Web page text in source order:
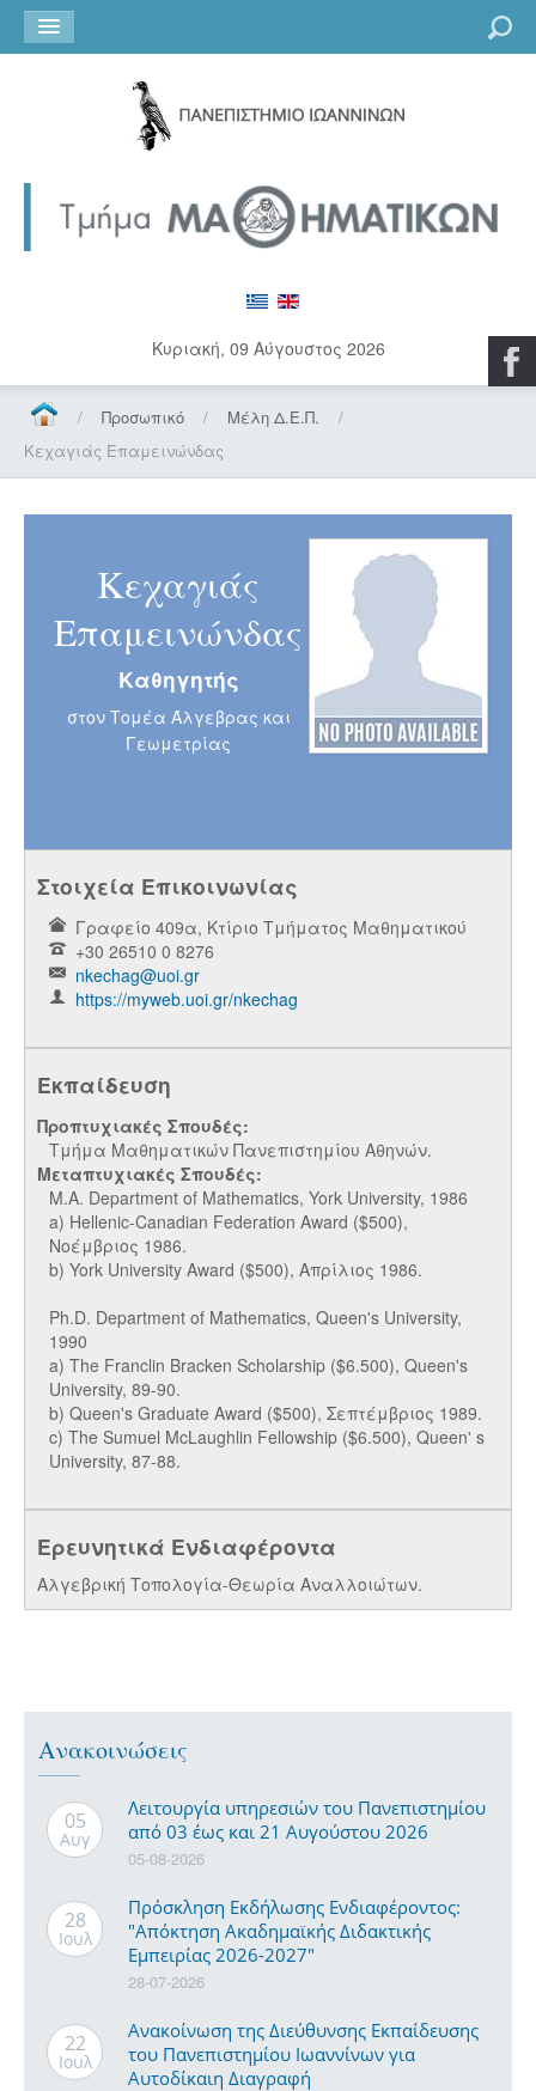
Κυριακή, 09 Αύγουστος 2026
/ Προσωπικό / Μέλη Δ.Ε.Π.
/
Κεχαγιάς Επαμεινώνδας
Κεχαγιάς
Επαμεινώνδας
Καθηγητής
στον Τομέα Άλγεβρας και
Γεωμετρίας
Στοιχεία Επικοινωνίας
Γραφείο 409α, Κτίριο Τμήματος Μαθηματικού
+30 26510 0 8276
nkechag@uoi.gr
https://myweb.uoi.gr/nkechag
Εκπαίδευση
Προπτυχιακές Σπουδές:
Τμήμα Μαθηματικών Πανεπιστημίου Αθηνών.
Μεταπτυχιακές Σπουδές:
Μ.Α. Department of Mathematics, York University, 1986
a) Hellenic-Canadian Federation Award ($500),
Νοέμβριος 1986.
b) York University Award ($500), Απρίλιος 1986.
Ph.D. Department of Mathematics, Queen's University,
1990
a) The Franclin Bracken Scholarship ($6.500), Queen's
University, 89-90.
b) Queen's Graduate Award ($500), Σεπτέμβριος 1989.
c) The Sumuel McLaughlin Fellowship ($6.500), Queen' s
University, 87-88.
Ερευνητικά Ενδιαφέροντα
Aλγεβρική Tοπολογία-Θεωρία Aναλλοιώτων.
Ανακοινώσεις
05
Αυγ
Λειτουργία υπηρεσιών του Πανεπιστημίου
από 03 έως και 21 Αυγούστου 2026
05-08-2026
28
Ιουλ
Πρόσκληση Εκδήλωσης Ενδιαφέροντος:
"Απόκτηση Ακαδημαϊκής Διδακτικής
Εμπειρίας 2026-2027"
28-07-2026
22
Ιουλ
Ανακοίνωση της Διεύθυνσης Εκπαίδευσης
του Πανεπιστημίου Ιωαννίνων για
Αυτοδίκαιη Διαγραφή